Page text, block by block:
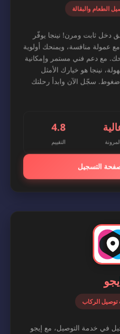
الطعام والبقالة
دخل ثابت ومرن! نينجا يوفّر
منافسة، ويمنحك أولوية
مع دعم فني مستمر وإمكانية
نينجا هو خيارك الأمثل
سجّل الآن وابدأ رحلتك
المرونة
4.8
التقييم
التسجيل
الركاب
في خدمة التوصيل، مع إيجو